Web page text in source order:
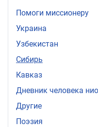
Помоги миссионеру
Украина
Узбекистан
Сибирь
Кавказ
Дневник человека
Другие
Поэзия